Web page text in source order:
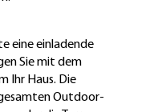
eine einladende
Sie mit dem
Ihr Haus. Die
Outdoor-